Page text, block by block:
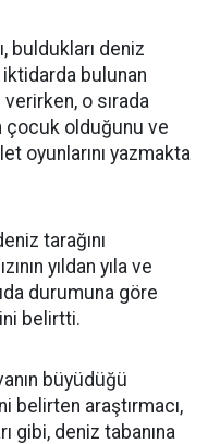
buldukları deniz
iktidarda bulunan
verirken, o sırada
çocuk olduğunu ve
oyunlarını yazmakta
tarağını
yıldan yıla ve
durumuna göre
belirtti.
büyüdüğü
belirten araştırmacı,
gibi, deniz tabanına